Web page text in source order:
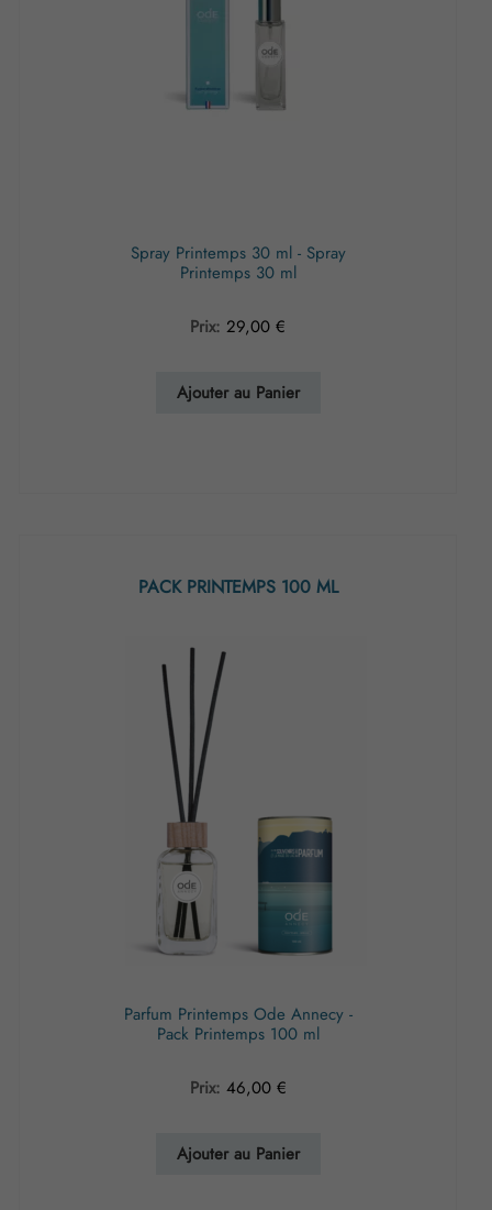
Spray Printemps 30 ml - Spray
Printemps 30 ml
Prix: 29,00 €
Ajouter au Panier
PACK PRINTEMPS 100 ML
Parfum Printemps Ode Annecy -
Pack Printemps 100 ml
Prix: 46,00 €
Ajouter au Panier